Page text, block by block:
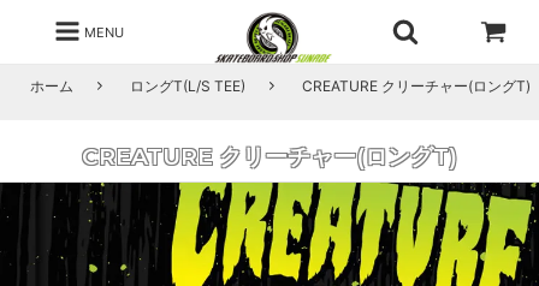
MENU
ホーム ロングT(L/S TEE) CREATURE クリーチャー(ロングT)
CREATURE クリーチャー(ロングT)